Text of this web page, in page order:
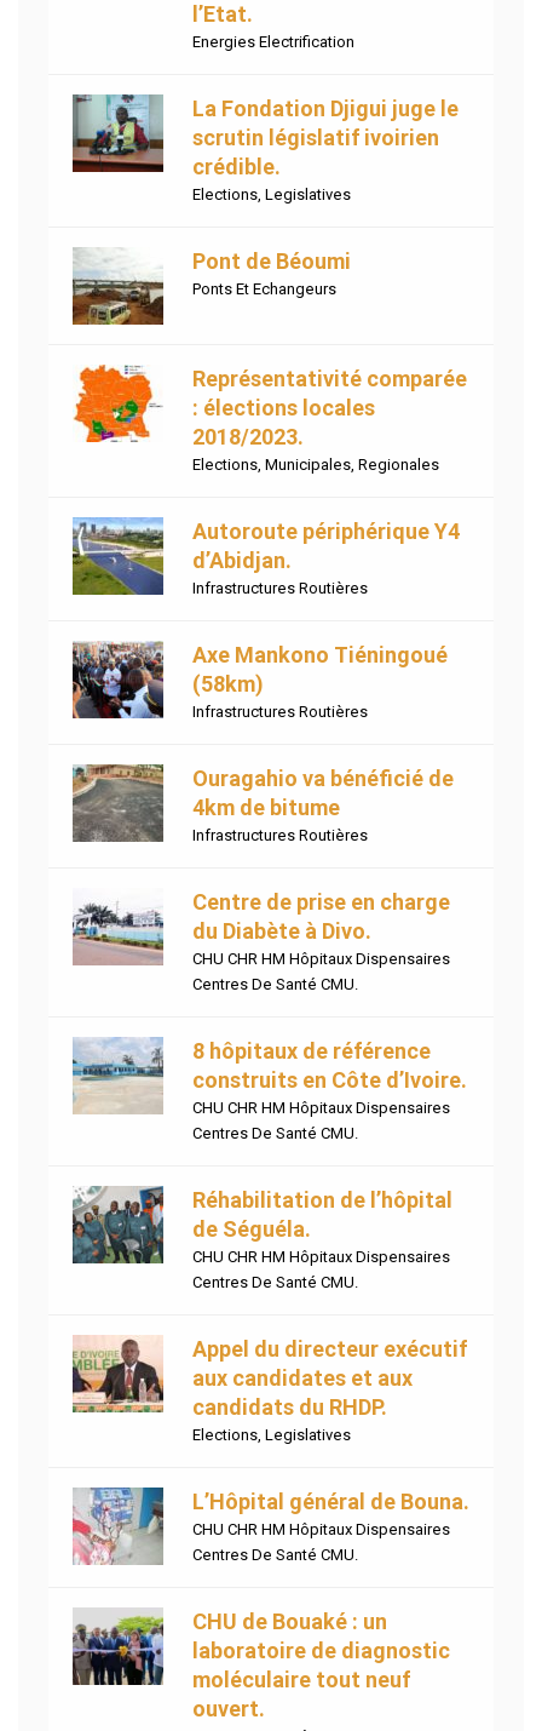
l’Etat.
Energies Electrification
La Fondation Djigui juge le
scrutin législatif ivoirien
crédible.
Elections, Legislatives
Pont de Béoumi
Ponts Et Echangeurs
Représentativité comparée
: élections locales
2018/2023.
Elections, Municipales, Regionales
Autoroute périphérique Y4
d’Abidjan.
Infrastructures Routières
Axe Mankono Tiéningoué
(58km)
Infrastructures Routières
Ouragahio va bénéficié de
4km de bitume
Infrastructures Routières
Centre de prise en charge
du Diabète à Divo.
CHU CHR HM Hôpitaux Dispensaires
Centres De Santé CMU.
8 hôpitaux de référence
construits en Côte d’Ivoire.
CHU CHR HM Hôpitaux Dispensaires
Centres De Santé CMU.
Réhabilitation de l’hôpital
de Séguéla.
CHU CHR HM Hôpitaux Dispensaires
Centres De Santé CMU.
Appel du directeur exécutif
aux candidates et aux
candidats du RHDP.
Elections, Legislatives
L’Hôpital général de Bouna.
CHU CHR HM Hôpitaux Dispensaires
Centres De Santé CMU.
CHU de Bouaké : un
laboratoire de diagnostic
moléculaire tout neuf
ouvert.